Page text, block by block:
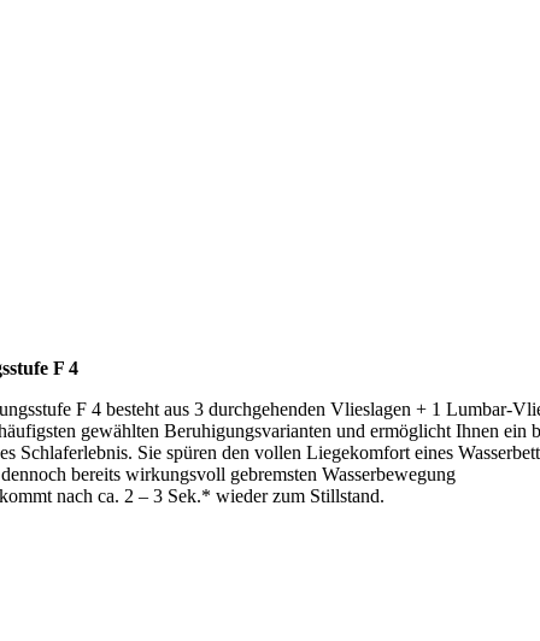
F 4
F 4 besteht aus 3 durchgehenden Vlieslagen + 1 Lumbar-
gewählten Beruhigungsvarianten und ermöglicht Ihnen ein
Schlaferlebnis. Sie spüren den vollen Liegekomfort eines
bereits wirkungsvoll gebremsten Wasserbewegung
nach ca. 2 – 3 Sek.* wieder zum Stillstand.